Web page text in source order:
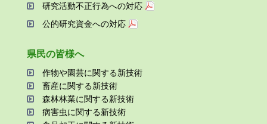
研究活動不正⾏為への対応
公的研究資金への対応
県⺠の皆様へ
作物や園芸に関する新技術
畜産に関する新技術
森林林業に関する新技術
病害⾍に関する新技術